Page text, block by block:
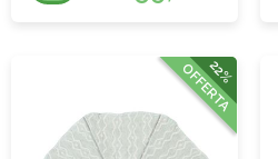
22%
OFFERTA